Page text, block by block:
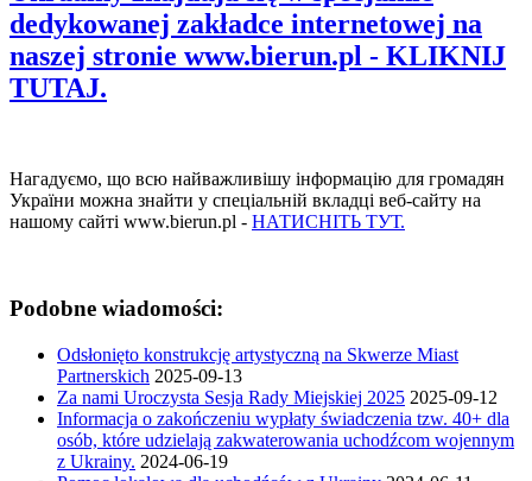
dedykowanej zakładce internetowej na
naszej stronie www.bierun.pl - KLIKNIJ
TUTAJ.
Нагадуємо, що всю найважливішу інформацію для громадян
України можна знайти у спеціальній вкладці веб-сайту на
нашому сайті www.bierun.pl - НАТИСНІТЬ ТУТ.
Podobne wiadomości:
Odsłonięto konstrukcję artystyczną na Skwerze Miast
Partnerskich 2025-09-13
Za nami Uroczysta Sesja Rady Miejskiej 2025 2025-09-12
Informacja o zakończeniu wypłaty świadczenia tzw. 40+ dla
osób, które udzielają zakwaterowania uchodźcom wojennym
z Ukrainy. 2024-06-19